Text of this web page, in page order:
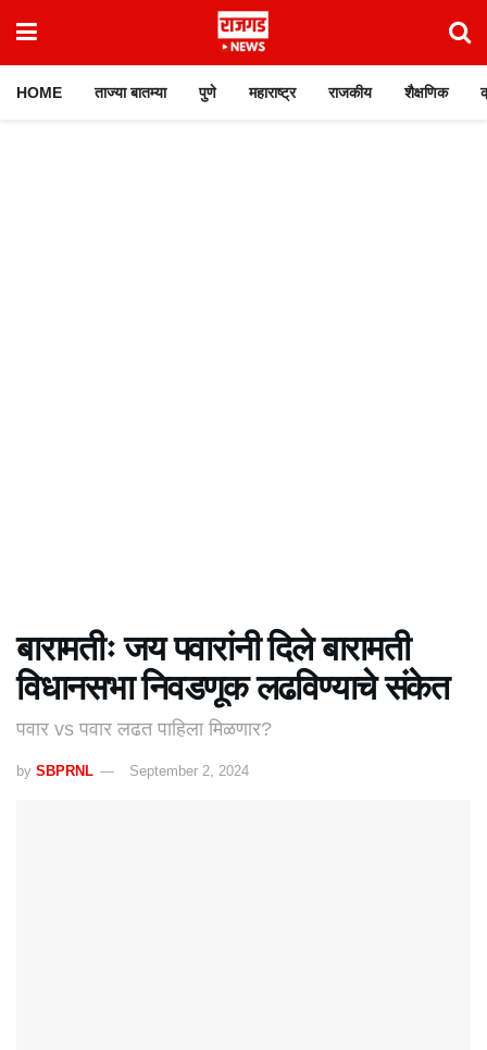
HOME ताज्या बातम्या पुणे महाराष्ट्र राजकीय शैक्षणिक
बारामतीः जय पवारांनी दिले बारामती
विधानसभा निवडणूक लढविण्याचे संकेत
पवार vs पवार लढत पाहिला मिळणार?
by SBPRNL September 2, 2024